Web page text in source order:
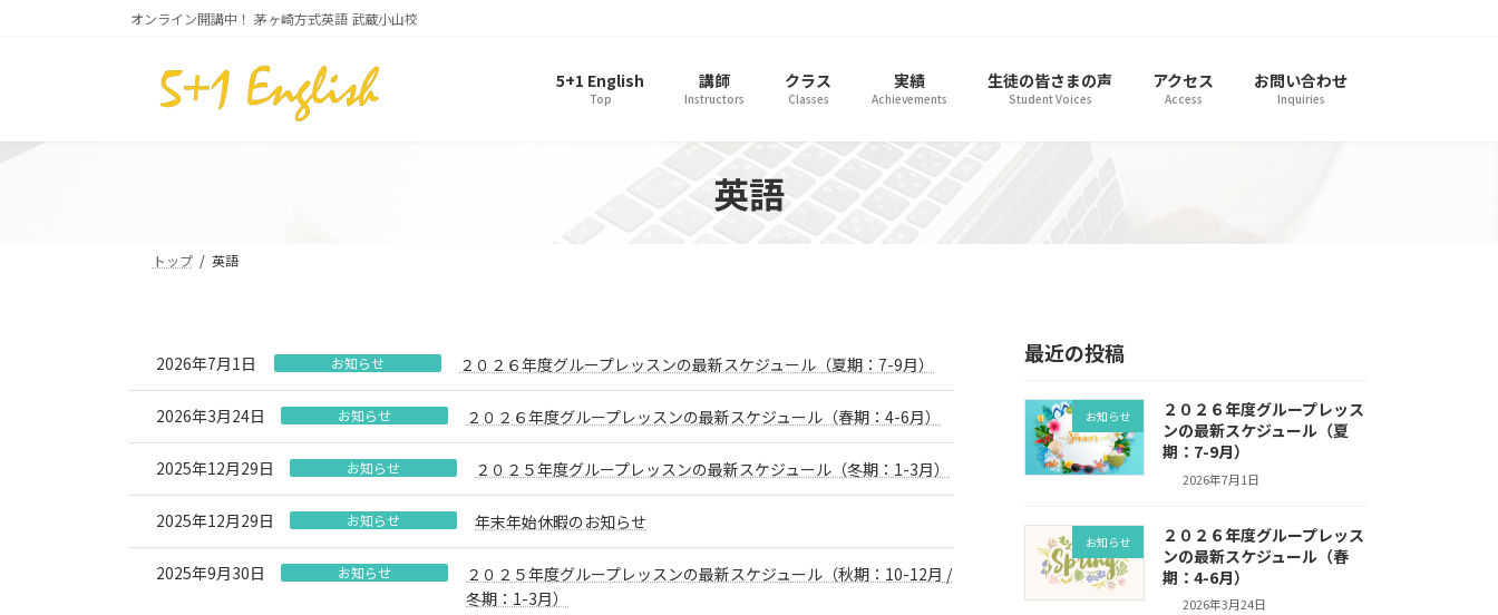
へ
ョ
オンライン開講中！ 茅ヶ崎方式英語 武蔵小山校
5+1 English
Top
講師
Instructors
クラス
Classes
実績
Achievements
生徒の皆さまの声
Student Voices
アクセス
Access
お問い合わせ
Inquiries
英語
トップ 英語
2026年7月1日 お知らせ ２０２６年度グループレッスンの最新スケジュール（夏期：7-9月）
2026年3月24日 お知らせ ２０２６年度グループレッスンの最新スケジュール（春期：4-6月）
2025年12月29日 お知らせ ２０２５年度グループレッスンの最新スケジュール（冬期：1-3月）
2025年12月29日 お知らせ 年末年始休暇のお知らせ
2025年9月30日 お知らせ
２０２５年度グループレッスンの最新スケジュール（秋期：10-12月 /
冬期：1-3月）
最近の投稿
お知らせ
２０２６年度グループレッス
ンの最新スケジュール（夏
期：7-9月）
2026年7月1日
お知らせ
２０２６年度グループレッス
ンの最新スケジュール（春
期：4-6月）
2026年3月24日